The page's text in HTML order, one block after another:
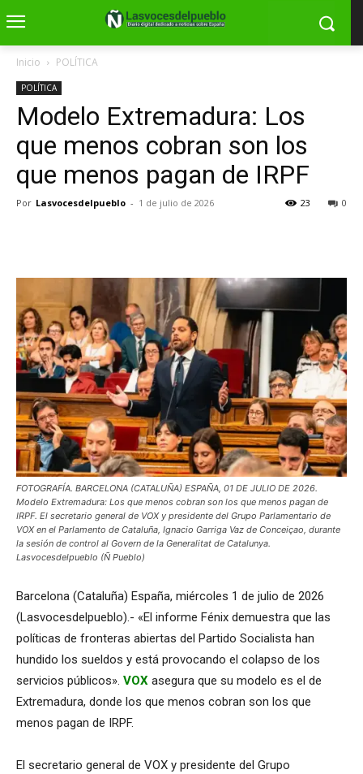
Inicio POLÍTICA
POLÍTICA
Modelo Extremadura: Los
que menos cobran son los
que menos pagan de IRPF
Por Lasvocesdelpueblo - 1 de julio de 2026 0
23
FOTOGRAFÍA. BARCELONA (CATALUÑA) ESPAÑA, 01 DE JULIO DE 2026.
Modelo Extremadura: Los que menos cobran son los que menos pagan de
IRPF. El secretario general de VOX y presidente del Grupo Parlamentario de
VOX en el Parlamento de Cataluña, Ignacio Garriga Vaz de Conceiçao, durante
la sesión de control al Govern de la Generalitat de Catalunya.
Lasvocesdelpueblo (Ñ Pueblo)
Barcelona (Cataluña) España, miércoles 1 de julio de 2026
(Lasvocesdelpueblo).- «El informe Fénix demuestra que las
políticas de fronteras abiertas del Partido Socialista han
hundido los sueldos y está provocando el colapso de los
servicios públicos». VOX asegura que su modelo es el de
Extremadura, donde los que menos cobran son los que
menos pagan de IRPF.
El secretario general de VOX y presidente del Grupo